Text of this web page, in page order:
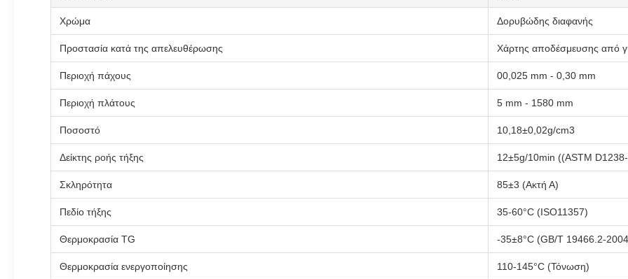
Χρώμα Δορυβώδης διαφανής
Προστασία κατά της απελευθέρωσης Χάρτης αποδέσμευσης από
Περιοχή πάχους 00,025 mm - 0,30 mm
Περιοχή πλάτους 5 mm - 1580 mm
Ποσοστό 10,18±0,02g/cm3
Δείκτης ροής τήξης 12±5g/10min ((ASTM
Σκληρότητα 85±3 (Ακτή Α)
Πεδίο τήξης 35-60°C (ISO11357)
Θερμοκρασία TG -35±8°C (GB/T 19466.2-
Θερμοκρασία ενεργοποίησης 110-145°C (Τόνωση)